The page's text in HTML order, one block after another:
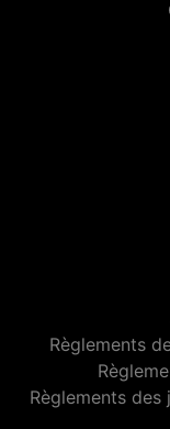
Règlements
Règlements